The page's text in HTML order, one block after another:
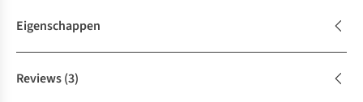
Eigenschappen
Reviews(3)